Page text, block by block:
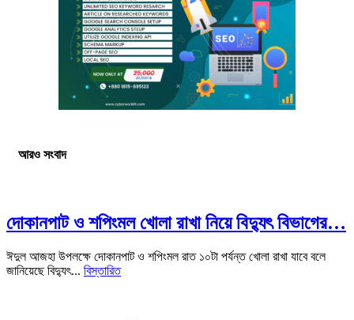
আরও সংবাদ
দোকানপাট ও শপিংমল খোলা রাখা নিয়ে বিদ্যুৎ বিভাগের…
ঈদুল আজহা উপলক্ষে দোকানপাট ও শপিংমল রাত ১০টা পর্যন্ত খোলা রাখা যাবে বলে
জানিয়েছে বিদ্যুৎ... বিস্তারিত